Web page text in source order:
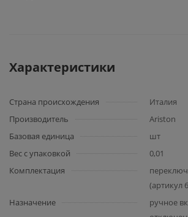
Характеристики
Страна происхождения
Италия
Производитель
Ariston
Базовая единица
шт
Вес с упаковкой
0,01
Комплектация
(артикул
Назначение
ручное